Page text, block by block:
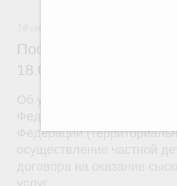
Постановление
18.07.2026 г. № 908
Федерации